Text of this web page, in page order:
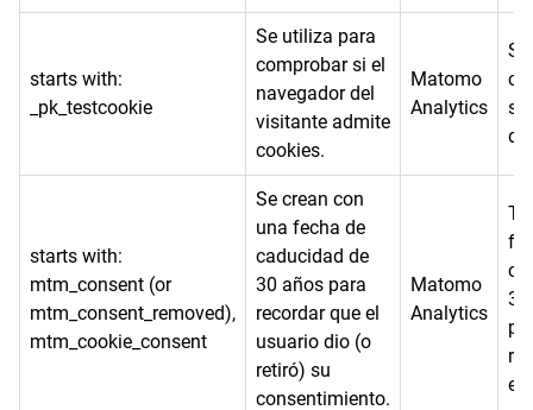
starts with:
_pk_testcookie
Se utiliza para
comprobar si el
navegador del
visitante admite
cookies.
Matomo
Analytics
se
starts with:
mtm_consent (or
mtm_consent_removed),
mtm_cookie_consent
Se crean con
una fecha de
caducidad de
30 años para
recordar que el
usuario dio (o
retiró) su
consentimiento.
Matomo
Analytics
30
el